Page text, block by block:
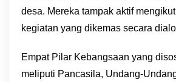
desa. Mereka tampak aktif
kegiatan yang dikemas secara
Empat Pilar Kebangsaan yang
meliputi Pancasila, Undang-